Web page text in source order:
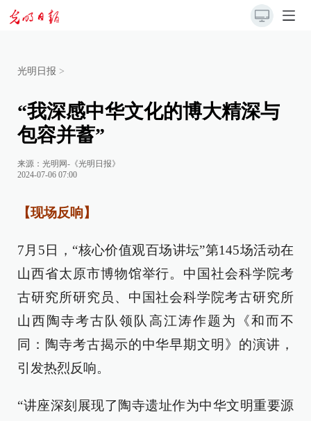
光明日报 >
“我深感中华文化的博大精深与
包容并蓄”
来源： 光明网-《光明日报》
2024-07-06 07:00
【现场反响】
7月5日，“核心价值观百场讲坛”第145场活动在
山西省太原市博物馆举行。中国社会科学院考
古研究所研究员、中国社会科学院考古研究所
山西陶寺考古队领队高江涛作题为《和而不
同：陶寺考古揭示的中华早期文明》的演讲，
引发热烈反响。
“讲座深刻展现了陶寺遗址作为中华文明重要源